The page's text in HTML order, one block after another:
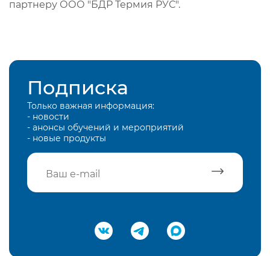
партнеру ООО "БДР Термия РУС".
Подписка
Только важная информация:
- новости
- анонсы обучений и мероприятий
- новые продукты